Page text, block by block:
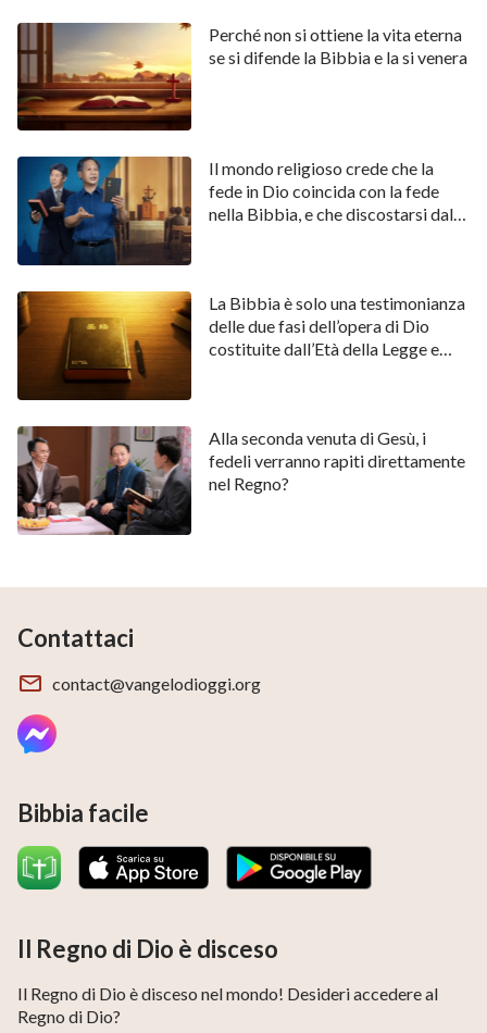
Perché non si ottiene la vita eterna
se si difende la Bibbia e la si venera
Il mondo religioso crede che la
fede in Dio coincida con la fede
nella Bibbia, e che discostarsi dalla
La Bibbia è solo una testimonianza
delle due fasi dell’opera di Dio
costituite dall’Età della Legge e
Alla seconda venuta di Gesù, i
fedeli verranno rapiti direttamente
nel Regno?
Contattaci
contact@vangelodioggi.org
Bibbia facile
Il Regno di Dio è disceso
Il Regno di Dio è disceso nel mondo! Desideri accedere al
Regno di Dio?